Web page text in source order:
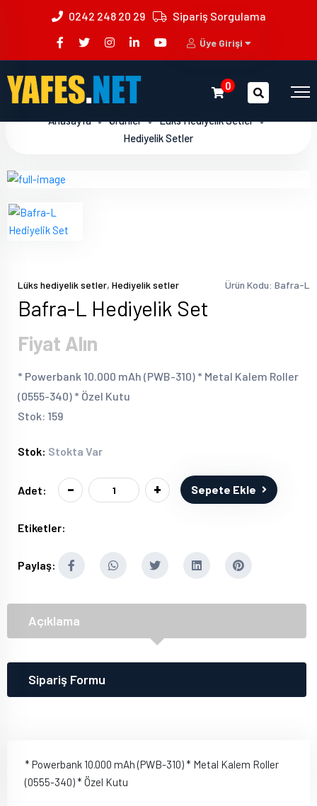
0242 248 20 29 Sipariş Sorgulama
Üye Girişi
0
Anasayfa Ürünler
Lüks Hediyelik Setler
Hediyelik Setler
Lüks hediyelik setler, Hediyelik setler Ürün Kodu: Bafra-L
Bafra-L Hediyelik Set
Fiyat Alın
* Powerbank 10.000 mAh (PWB-310) * Metal Kalem Roller
(0555-340) * Özel Kutu
Stok: 159
Stok: Stokta Var
Adet: - + Sepete Ekle
Etiketler:
Paylaş:
Açıklama
Sipariş Formu
* Powerbank 10.000 mAh (PWB-310) * Metal Kalem Roller
(0555-340) * Özel Kutu